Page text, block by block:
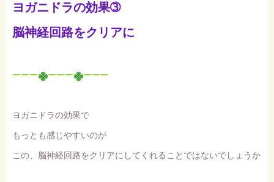
ヨガニドラの効果➂
脳神経回路をクリアに
ーーー ーーー ーーー
ヨガニドラの効果で
もっとも感じやすいのが
この、脳神経回路をクリアにしてくれることではないでしょうか